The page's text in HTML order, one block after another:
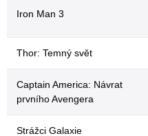
Iron Man 3
Thor: Temný svět
Captain America: Návrat
prvního Avengera
Strážci Galaxie